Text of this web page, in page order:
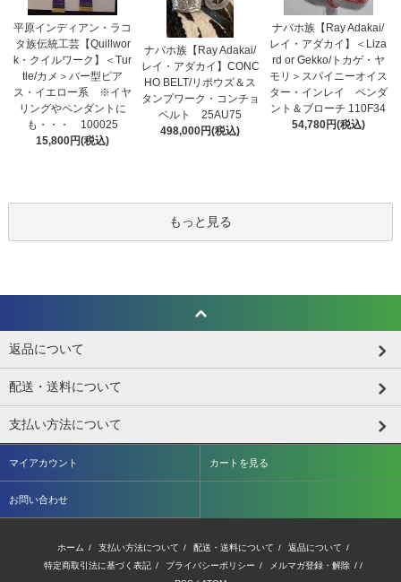
平原インディアン・ラコ
タ族伝統工芸【Quillwor
k・クイルワーク】＜Tur
tle/カメ＞バー型ピア
ス・イエロー系 ※イヤ
リングやペンダントに
も・・・ 100025
15,800円(税込)
ナバホ族【Ray Adakai/
レイ・アダカイ】CONC
HO BELT/リポウズ＆ス
タンプワーク・コンチョ
ベルト 25AU75
498,000円(税込)
ナバホ族【Ray Adakai/
レイ・アダカイ】＜Liza
rd or Gekko/トカゲ・ヤ
モリ＞スパイニーオイス
ター・インレイ ペンダ
ント＆ブローチ 110F34
54,780円(税込)
もっと見る
返品について
配送・送料について
支払い方法について
マイアカウント カートを見る
お問い合わせ
ホーム / 支払い方法について / 配送・送料について / 返品について /
特定商取引法に基づく表記 / プライバシーポリシー / メルマガ登録・解除 / /